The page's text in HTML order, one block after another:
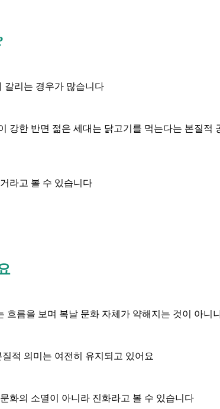
갈리는 경우가 많습니다
강한 반면 젊은 세대는 닭고기를 먹는다는 본질
라고 볼 수 있습니다
름을 보며 복날 문화 자체가 약해지는 것이 아니
적 의미는 여전히 유지되고 있어요
화의 소멸이 아니라 진화라고 볼 수 있습니다